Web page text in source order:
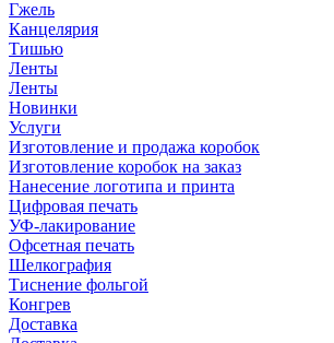
Гжель
Канцелярия
Тишью
Ленты
Ленты
Новинки
Услуги
Изготовление и продажа коробок
Изготовление коробок на заказ
Нанесение логотипа и принта
Цифровая печать
УФ-лакирование
Офсетная печать
Шелкография
Тиснение фольгой
Конгрев
Доставка